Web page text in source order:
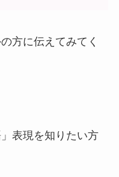
方に伝えてみてく
表現を知りたい方